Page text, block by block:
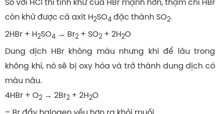
còn khử được cả axit H2SO4 đặc thành SO2.
2HBr + H2SO4 → Br2 + SO2 + 2H2O
Dung dịch HBr không màu nhưng khi để lâu trong
không khí, nó sẽ bị oxy hóa và trở thành dung dịch có
màu nâu.
4HBr + O2 → 2Br2 + 2H2O